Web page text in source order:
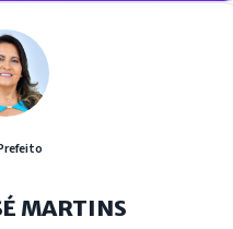
MARTINS